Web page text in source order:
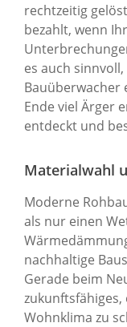
rechtzeitig
bezahlt, wenn
es auch
Bauüberwacher
Ende viel Ärger
entdeckt und
Materialwahl
Moderne
als nur einen
nachhaltige
Gerade beim
Wohnklima zu